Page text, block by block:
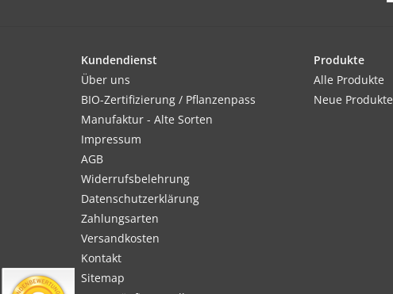
Kundendienst
Über uns
BIO-Zertifizierung / Pflanzenpass
Manufaktur - Alte Sorten
Impressum
AGB
Widerrufsbelehrung
Datenschutzerklärung
Zahlungsarten
Versandkosten
Kontakt
Sitemap
Produkte
Alle Produkte
Neue Produkte